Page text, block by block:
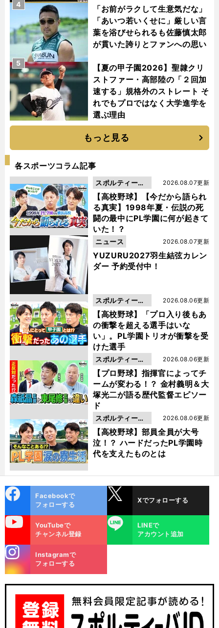
「お前がラクして生意気だな」
「あいつ若いくせに」厳しい言
葉を浴びせられるも佐藤慎太郎
が貫いた誇りとファンへの思い
4
【夏の甲子園2026】聖隷クリ
ストファー・高部陸の「２回加
速する」規格外のストレート そ
れでもプロではなく大学進学を
選ぶ理由
5
もっと見る
各スポーツコラム記事
【高校野球】【今だから語られ
る真実】1998年夏・伝説の死
闘の最中にPL学園に何が起きて
いた！？
2026.08.07更新
スポルティーバ
動画
YUZURU2027羽生結弦カレン
ダー 予約受付中！
2026.08.07更新
ニュース
【高校野球】「プロ入り後もあ
の衝撃を超える選手はいな
い」。PL学園トリオが衝撃を受
けた選手
2026.08.06更新
スポルティーバ
動画
【プロ野球】指揮官によってチ
ームが変わる！？ 金村義明＆大
塚光二が語る歴代監督エピソー
ド
2026.08.06更新
スポルティーバ
動画
【高校野球】部員全員が大号
泣！？ ハードだったPL学園時
代を支えたものとは
2026.08.06更新
スポルティーバ
動画
ok
Facebookで
フォローする
Xでフォローする
YouTubeで
チャンネル登録
LINE
LINEで
アカウント追加
m
Instagramで
フォローする